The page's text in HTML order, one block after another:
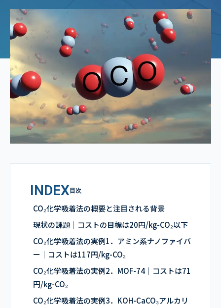
INDEX目次
CO₂化学吸着法の概要と注目される背景
現状の課題｜コストの目標は20円/kg-CO₂以下
CO₂化学吸着法の実例1．アミン系ナノファイバ
ー｜コストは117円/kg-CO₂
CO₂化学吸着法の実例2．MOF-74｜コストは71
円/kg-CO₂
CO₂化学吸着法の実例3．KOH-CaCO₃アルカリ